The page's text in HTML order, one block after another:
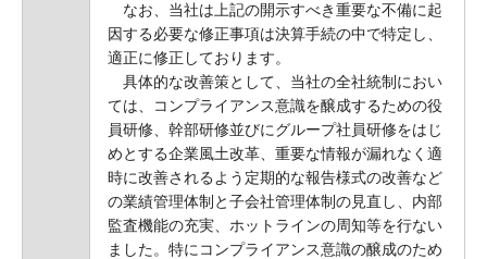
なお、当社は上記の開示すべき重要な不備に起
因する必要な修正事項は決算手続の中で特定し、
適正に修正しております。
具体的な改善策として、当社の全社統制におい
ては、コンプライアンス意識を醸成するための役
員研修、幹部研修並びにグループ社員研修をはじ
めとする企業風土改革、重要な情報が漏れなく適
時に改善されるよう定期的な報告様式の改善など
の業績管理体制と子会社管理体制の見直し、内部
監査機能の充実、ホットラインの周知等を行ない
ました。特にコンプライアンス意識の醸成のため